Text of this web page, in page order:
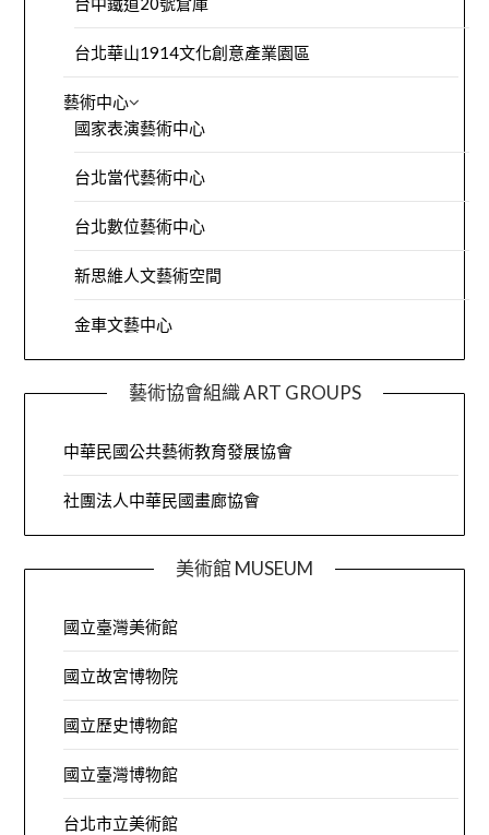
台北華山1914文化創意產業園區
藝術中心
國家表演藝術中心
台北當代藝術中心
台北數位藝術中心
新思維人文藝術空間
金車文藝中心
藝術協會組織 ART GROUPS
中華民國公共藝術教育發展協會
社團法人中華民國畫廊協會
美術館 MUSEUM
國立臺灣美術館
國立故宮博物院
國立歷史博物館
國立臺灣博物館
台北市立美術館